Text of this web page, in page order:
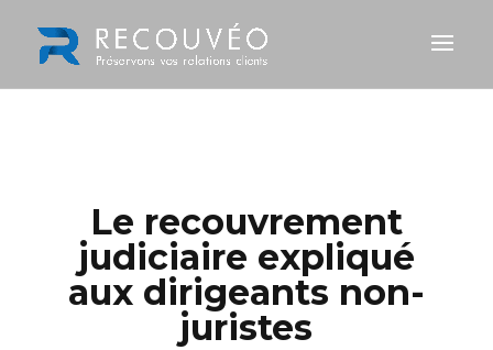
Le recouvrement
judiciaire expliqué
aux dirigeants non-
juristes